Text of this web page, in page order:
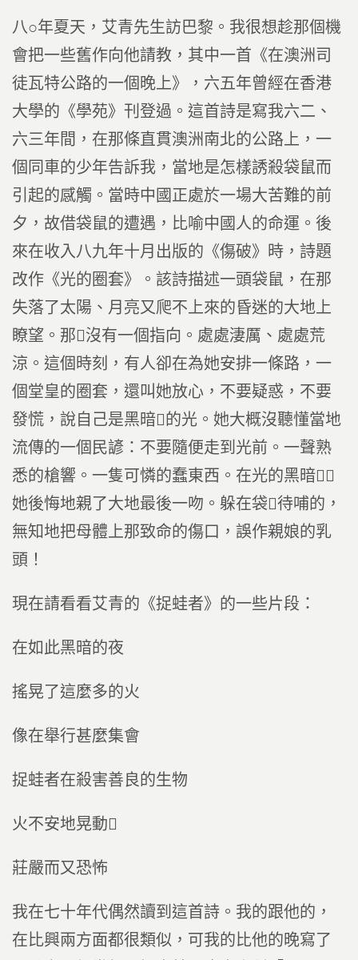
八○年夏天，艾青先生訪巴黎。我很想趁那個機
會把一些舊作向他請教，其中一首《在澳洲司
徒瓦特公路的一個晚上》，六五年曾經在香港
大學的《學苑》刊登過。這首詩是寫我六二、
六三年間，在那條直貫澳洲南北的公路上，一
個同車的少年告訴我，當地是怎樣誘殺袋鼠而
引起的感觸。當時中國正處於一場大苦難的前
夕，故借袋鼠的遭遇，比喻中國人的命運。後
來在收入八九年十月出版的《傷破》時，詩題
改作《光的圈套》。該詩描述一頭袋鼠，在那
失落了太陽、月亮又爬不上來的昏迷的大地上
瞭望。那沒有一個指向。處處淒厲、處處荒
涼。這個時刻，有人卻在為她安排一條路，一
個堂皇的圈套，還叫她放心，不要疑惑，不要
發慌，說自己是黑暗的光。她大概沒聽懂當地
流傳的一個民諺：不要隨便走到光前。一聲熟
悉的槍響。一隻可憐的蠢東西。在光的黑暗，
她後悔地親了大地最後一吻。躲在袋待哺的，
無知地把母體上那致命的傷口，誤作親娘的乳
頭！
現在請看看艾青的《捉蛙者》的一些片段：
在如此黑暗的夜
搖晃了這麼多的火
像在舉行甚麼集會
捉蛙者在殺害善良的生物
火不安地晃動
莊嚴而又恐怖
我在七十年代偶然讀到這首詩。我的跟他的，
在比興兩方面都很類似，可我的比他的晚寫了